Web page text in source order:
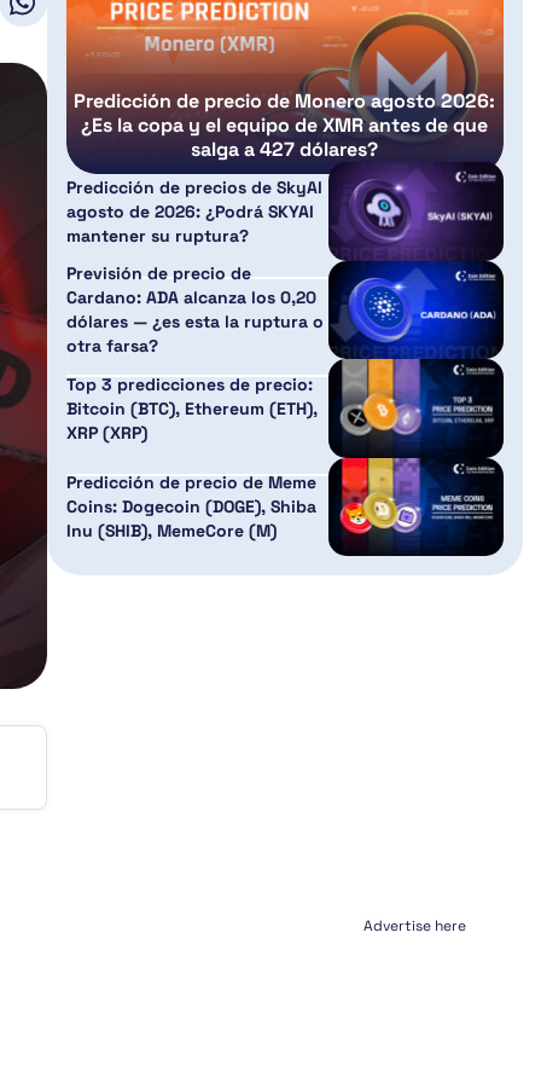
Predicción de precio de Monero agosto 2026:
¿Es la copa y el equipo de XMR antes de que
salga a 427 dólares?
Predicción de precios de SkyAI
agosto de 2026: ¿Podrá SKYAI
mantener su ruptura?
Previsión de precio de
Cardano: ADA alcanza los 0,20
dólares — ¿es esta la ruptura o
otra farsa?
Top 3 predicciones de precio:
Bitcoin (BTC), Ethereum (ETH),
XRP (XRP)
Predicción de precio de Meme
Coins: Dogecoin (DOGE), Shiba
Inu (SHIB), MemeCore (M)
Advertise here